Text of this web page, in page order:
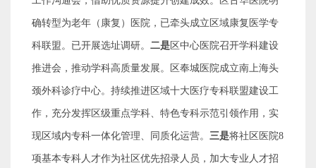
确转型为老年（康复）医院，已牵头成立区域康复医学专
科联盟。已开展选址调研。 二是 区中心医院召开学科建设
推进会，推动学科高质量发展。区奉城医院成立南上海头
颈外科诊疗中心。持续推进区域十大医疗专科联盟建设工
作，充分发挥区级重点学科、特色专科示范引领作用，实
现区域内专科一体化管理、同质化运营。 三是将社区医院8
项基本专科人才作为社区优先招录人员，加大专业人才招